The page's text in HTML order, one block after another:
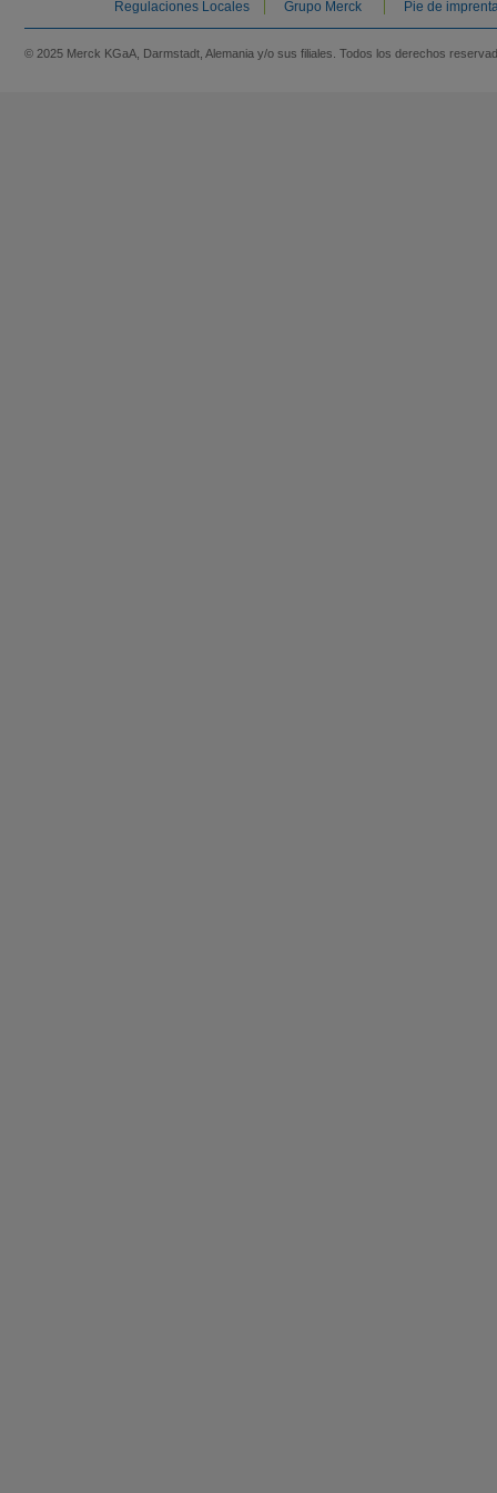
Regulaciones Locales Grupo Merck Pie de
© 2025 Merck KGaA, Darmstadt, Alemania y/o sus filiales. Todos los derechos